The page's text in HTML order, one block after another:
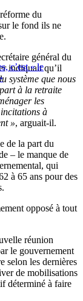
du
le fond ils ne
c’est « le
général du
indiquait qu’il
système que nous
à la retraite
les
à
», arguait-il.
de la part du
– le manque de
qui
à 65 ans pour des
opposé à tout
réunion
le gouvernement
selon les dernières
de mobilisations
déterminé à faire